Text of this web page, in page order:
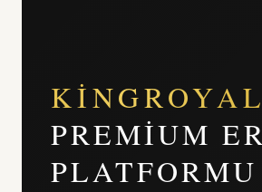
KINGROYAL
PREMIUM
PLATFORMU